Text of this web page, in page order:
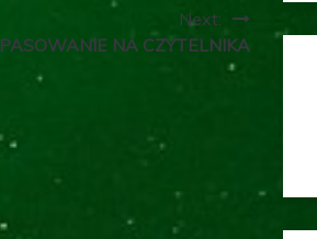
Next:
PASOWANIE NA CZYTELNIKA